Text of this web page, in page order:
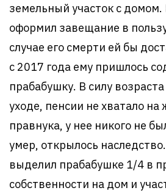
земельный участок с домом.
оформил завещание в
случае его смерти ей бы
с 2017 года ему пришлось
прабабушку. В силу
уходе, пенсии не хватало
правнука, у нее никого не
умер, открылось
выделил прабабушке 1/4 в
собственности на дом и